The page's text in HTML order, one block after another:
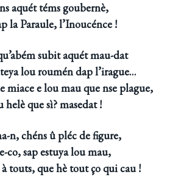
aquét téms goubernè,
la Paraule, l’Inoucénce !
subit aquét mau-dat
lou roumén dap l’irague…
miace e lou mau que nse plague,
helè que sì? masedat !
n, chéns û pléc de figure,
co, sap estuya lou mau,
touts, que hè tout ço qui cau !